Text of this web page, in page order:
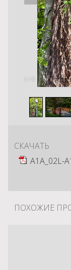
/ 6
СКАЧАТЬ
A1A_02L-
ПОХОЖИЕ